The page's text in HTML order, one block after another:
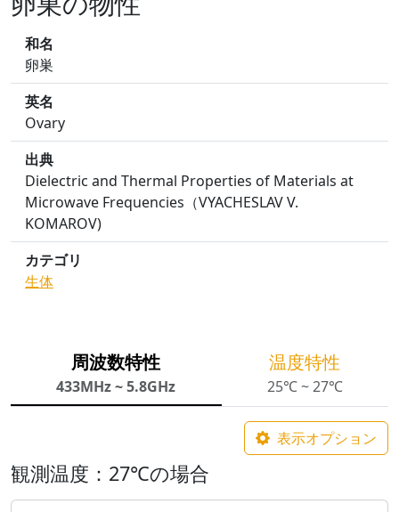
和名
卵巣
英名
Ovary
出典
Dielectric and Thermal Properties of Materials at
Microwave Frequencies（VYACHESLAV V.
KOMAROV)
カテゴリ
生体
周波数特性
433MHz ~ 5.8GHz
温度特性
25℃ ~ 27℃
表示オプション
観測温度：27℃の場合